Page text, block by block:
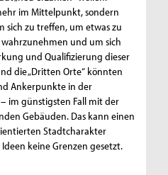
im Mittelpunkt, sondern
sich zu treffen, um etwas zu
und um sich
und Qualifizierung dieser
die „Dritten Orte“ könnten
Ankerpunkte in der
im günstigsten Fall mit der
Gebäuden. Das kann einen
Stadtcharakter
keine Grenzen gesetzt.